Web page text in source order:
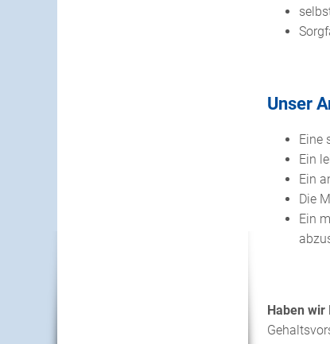
Unser
Eine
Ein
Ein
Die
Ein
Haben wir